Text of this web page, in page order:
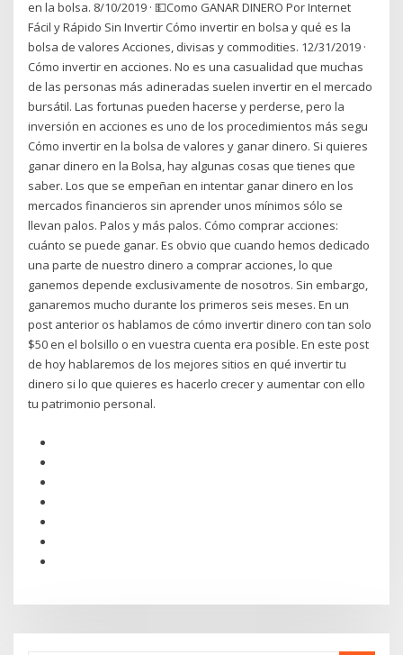
en la bolsa. 8/10/2019 · 💵Como GANAR DINERO Por Internet
Fácil y Rápido Sin Invertir Cómo invertir en bolsa y qué es la
bolsa de valores Acciones, divisas y commodities. 12/31/2019 ·
Cómo invertir en acciones. No es una casualidad que muchas
de las personas más adineradas suelen invertir en el mercado
bursátil. Las fortunas pueden hacerse y perderse, pero la
inversión en acciones es uno de los procedimientos más segu
Cómo invertir en la bolsa de valores y ganar dinero. Si quieres
ganar dinero en la Bolsa, hay algunas cosas que tienes que
saber. Los que se empeñan en intentar ganar dinero en los
mercados financieros sin aprender unos mínimos sólo se
llevan palos. Palos y más palos. Cómo comprar acciones:
cuánto se puede ganar. Es obvio que cuando hemos dedicado
una parte de nuestro dinero a comprar acciones, lo que
ganemos depende exclusivamente de nosotros. Sin embargo,
ganaremos mucho durante los primeros seis meses. En un
post anterior os hablamos de cómo invertir dinero con tan solo
$50 en el bolsillo o en vuestra cuenta era posible. En este post
de hoy hablaremos de los mejores sitios en qué invertir tu
dinero si lo que quieres es hacerlo crecer y aumentar con ello
tu patrimonio personal.